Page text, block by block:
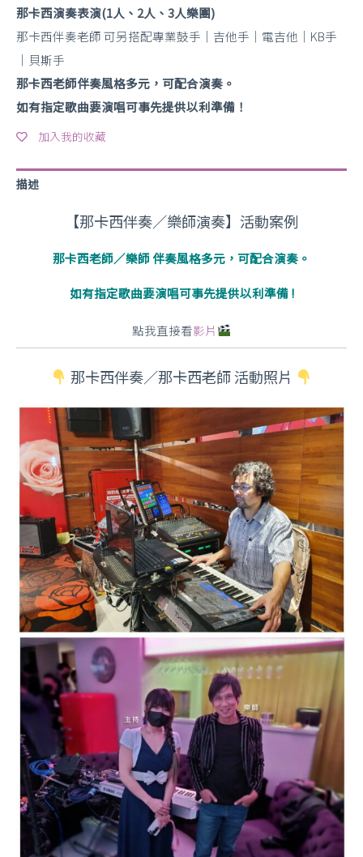
那卡西演奏表演(1人、2人、3人樂團)
那卡西伴奏老師 可另搭配專業鼓手｜吉他手｜電吉他｜KB手
｜貝斯手
那卡西老師伴奏風格多元，可配合演奏。
如有指定歌曲要演唱可事先提供以利準備！
加入我的收藏
描述
【那卡西伴奏／樂師演奏】活動案例
那卡西老師／樂師 伴奏風格多元，可配合演奏。
如有指定歌曲要演唱可事先提供以利準備 !
點我直接看影片
那卡西伴奏／那卡西老師 活動照片